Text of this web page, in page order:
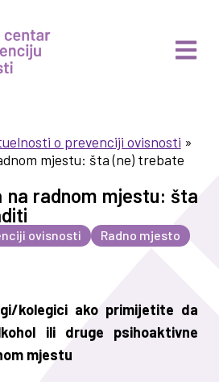
o prevenciji ovisnosti »
mjestu: šta (ne) trebate
na radnom mjestu: šta
ovisnosti
Radno mjesto
kolegici ako primijetite da
ili druge psihoaktivne
mjestu